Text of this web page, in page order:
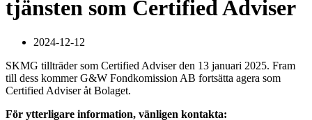
tjänsten som Certified Adviser
2024-12-12
SKMG tillträder som Certified Adviser den 13 januari 2025. Fram
till dess kommer G&W Fondkomission AB fortsätta agera som
Certified Adviser åt Bolaget.
För ytterligare information, vänligen kontakta: